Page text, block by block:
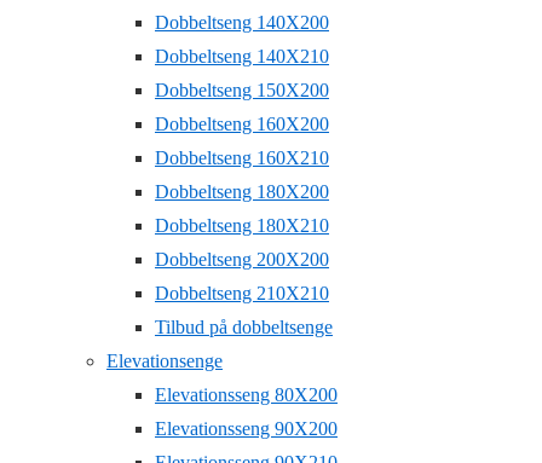
Dobbeltseng 140X200
Dobbeltseng 140X210
Dobbeltseng 150X200
Dobbeltseng 160X200
Dobbeltseng 160X210
Dobbeltseng 180X200
Dobbeltseng 180X210
Dobbeltseng 200X200
Dobbeltseng 210X210
Tilbud på dobbeltsenge
Elevationsenge
Elevationsseng 80X200
Elevationsseng 90X200